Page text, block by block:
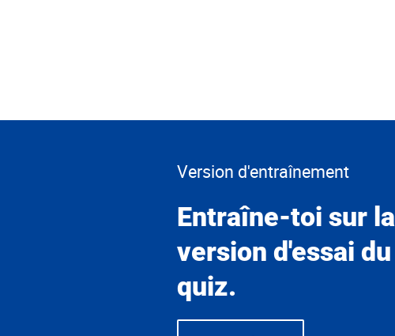
Version d'entraînement
Entraîne-toi sur la
version d'essai du
quiz.